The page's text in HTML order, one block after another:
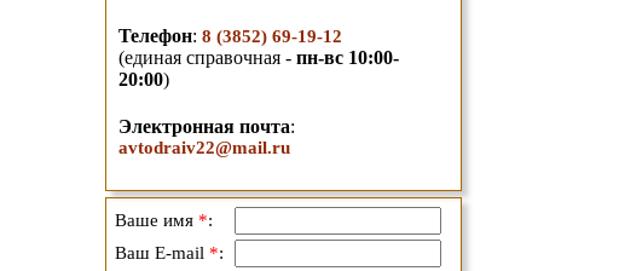
Телефон: 8 (3852) 69-19-12
(единая справочная - пн-вс 10:00-
20:00)
Электронная почта:
avtodraiv22@mail.ru
Ваше имя *:
Ваш E-mail *: